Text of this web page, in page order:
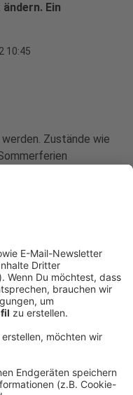
Ein
10:45
Zustände wie
wird sich die Lage in
Plan der Politik vor
zumindest
im
Doch:
angestellt. Auch
dass diese
an
also erneut